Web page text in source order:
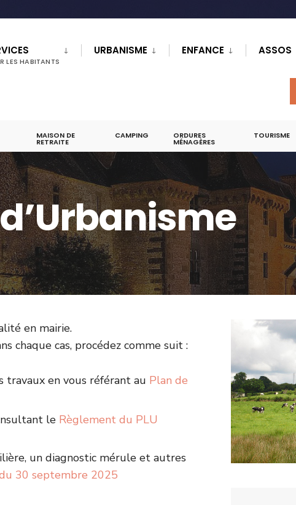
LES HABITANTS
URBANISME ENFANCE ASSOS
MAISON DE
RETRAITE
CAMPING ORDURES
MÉNAGÈRES
TOURISME
en mairie.
chaque cas, procédez comme suit :
en vous référant au Plan de
le Règlement du PLU
un diagnostic mérule et autres
30 septembre 2025